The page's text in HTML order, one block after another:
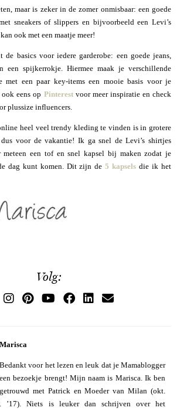
maar is zeker in de zomer onmisbaar: een goede
sneakers of slippers en bijvoorbeeld een Levi’s
ook met een maatje meer!
basics voor iedere garderobe: een goede jeans,
een spijkerrokje. Hiermee maak je verschillende
met een paar key-items een mooie basis voor je
eens op Pinterestvoor meer inspiratie en check
plussize influencers.
heel veel trendy kleding te vinden is in grotere
voor de vakantie! Ik ga snel de Levi’s shirtjes
een tof en snel kapsel bij maken zodat je
dag kunt komen. Dit zijn de5 kapsels die ik het
Volg:
Marisca
Bedankt voor het lezen en leuk dat je Mamablogger
een bezoekje brengt! Mijn naam is Marisca. Ik ben
getrouwd met Patrick en Moeder van Milan (okt.
’17). Niets is leuker dan schrijven over het